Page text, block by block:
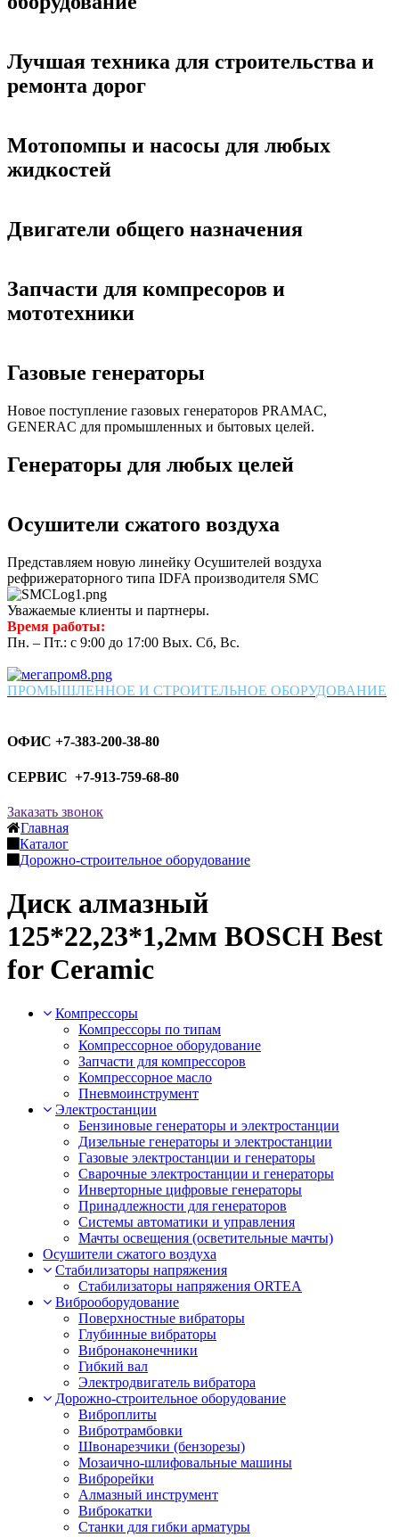
Лучшая техника для строительства и
ремонта дорог
Мотопомпы и насосы для любых
жидкостей
Двигатели общего назначения
Запчасти для компресоров и
мототехники
Газовые генераторы
Новое поступление газовых генераторов PRAMAC,
GENERAC для промышленных и бытовых целей.
Генераторы для любых целей
Осушители сжатого воздуха
Представляем новую линейку Осушителей воздуха
рефрижераторного типа IDFA производителя SMC
Уважаемые клиенты и партнеры.
Время работы:
Пн. – Пт.: с 9:00 до 17:00 Вых. Сб, Вс.
ПРОМЫШЛЕННОЕ И СТРОИТЕЛЬНОЕ ОБОРУДОВАНИЕ
ОФИС +7-383-200-38-80
СЕРВИС +7-913-759-68-80
Заказать звонок
Главная
Каталог
Дорожно-строительное оборудование
Диск алмазный
125*22,23*1,2мм BOSCH Best
for Ceramic
Компрессоры
Компрессоры по типам
Компрессорное оборудование
Запчасти для компрессоров
Компрессорное масло
Пневмоинструмент
Электростанции
Бензиновые генераторы и электростанции
Дизельные генераторы и электростанции
Газовые электростанции и генераторы
Сварочные электростанции и генераторы
Инверторные цифровые генераторы
Принадлежности для генераторов
Системы автоматики и управления
Мачты освещения (осветительные мачты)
Осушители сжатого воздуха
Cтабилизаторы напряжения
Стабилизаторы напряжения ORTEA
Виброоборудование
Поверхностные вибраторы
Глубинные вибраторы
Вибронаконечники
Гибкий вал
Электродвигатель вибратора
Дорожно-строительное оборудование
Виброплиты
Вибротрамбовки
Швонарезчики (бензорезы)
Мозаично-шлифовальные машины
Виброрейки
Алмазный инструмент
Виброкатки
Станки для гибки арматуры